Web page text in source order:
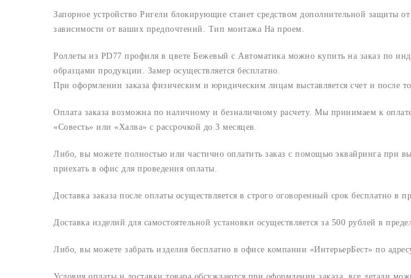
Запорное устройство Ригели блокирующие станет средством дополнительной защиты
зависимости от ваших предпочтений. Тип монтажа На проем.
Роллеты из PD77 профиля в цвете Бежевый с Автоматика можно купить на заказ по
образцами продукции. Замер осуществляется бесплатно.
При оформлении заказа физическим и юридическим лицам выставляется счет и после
Оплата заказа возможна по наличному и безналичному расчету. Мы принимаем к
«Совесть» или «Халва» с рассрочкой до 3 месяцев.
Либо, вы можете полностью или частично оплатить заказ с помощью эквайринга при
приехать в офис для проведения оплаты.
Доставка заказа после оплаты осуществляется в строго оговоренный срок бесплатно в
Доставка изделий для самостоятельной установки осуществляется за 500 рублей в
Либо, вы можете забрать изделия бесплатно в офисе компании «ИнтерьерБест» по